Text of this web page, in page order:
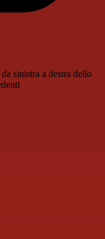
sinistra a destra dello